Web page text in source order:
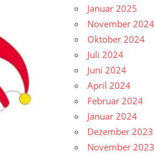
Januar 2025
November 2024
Oktober 2024
Juli 2024
Juni 2024
April 2024
Februar 2024
Januar 2024
Dezember 2023
November 2023